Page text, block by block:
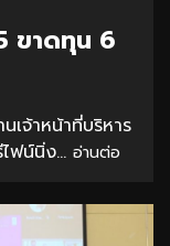
ขาดทุน 6
เจ้าหน้าที่บริหาร
ฟน์นิ่ง... อ่านต่อ